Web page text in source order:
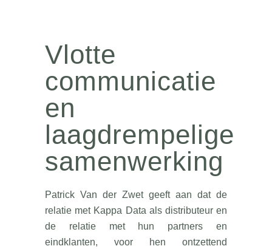
Vlotte
communicatie
en
laagdrempelige
samenwerking
Patrick Van der Zwet geeft aan dat de
relatie met Kappa Data als distributeur en
de relatie met hun partners en
eindklanten, voor hen ontzettend